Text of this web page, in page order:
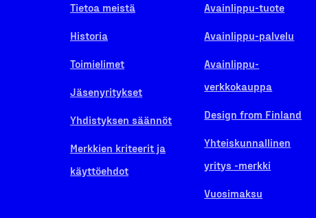
Tietoa meistä
Historia
Toimielimet
Jäsenyritykset
Yhdistyksen säännöt
Merkkien kriteerit ja
käyttöehdot
Avainlippu-tuote
Avainlippu-palvelu
Avainlippu-
verkkokauppa
Design from Finland
Yhteiskunnallinen
yritys -merkki
Vuosimaksu